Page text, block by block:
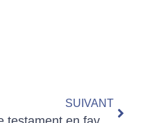
SUIVANT